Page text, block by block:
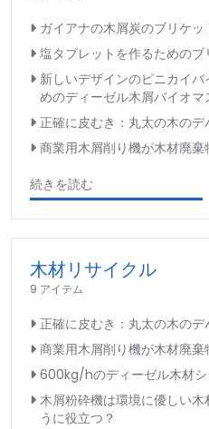
ガイアナの木屑炭のブリケ
塩タブレットを作るための
新しいデザインのピニカイ
めのディーゼル木屑バイオ
正確に皮むき：丸太の木の
商業用木屑削り機が木材廃
続きを読む
木材リサイクル
9 アイテム
正確に皮むき：丸太の木の
商業用木屑削り機が木材廃
600kg/hのディーゼル木材シ
木屑粉砕機は環境に優しい
うに役立つ？